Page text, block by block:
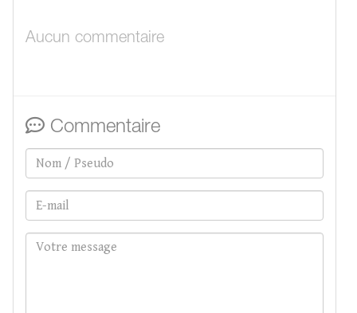
Aucun commentaire
Commentaire